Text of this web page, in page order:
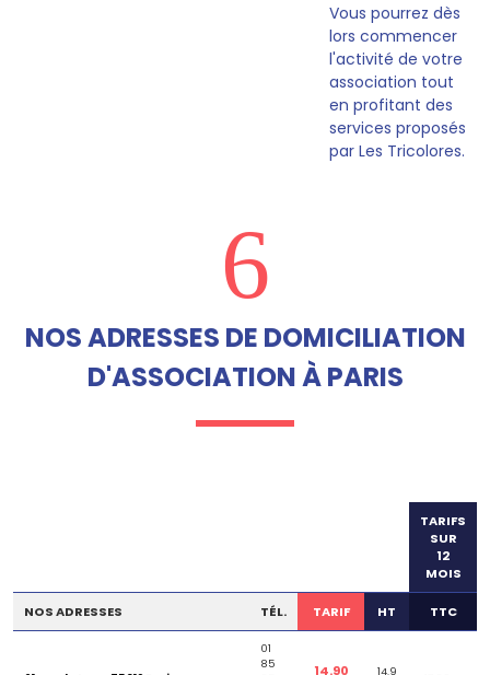
Vous pourrez dès
lors commencer
l'activité de votre
association tout
en profitant des
services proposés
par Les Tricolores.
6
NOS ADRESSES DE DOMICILIATION
D'ASSOCIATION À PARIS